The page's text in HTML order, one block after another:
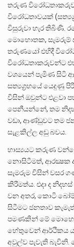
තරුණ
විරෝධතාවයක්
විසුරුවා හැර තිබිණි.
මොහොතක, සැමරුම්
තරුණයෝ එහිදී
විරෝධතාකරුවන්ට
වශයෙන් පැමිණ සිටි
සත්‍යග්‍රහයේ යෙදුණු
විසින් ඔවුන්ට එළවා
පෙනීයන්නේ, තම
වඩා, ආණ්ඩුවට තම
සැළකිල්ල අඩු බවය.
හාස්‍යයට කරුණ
නොසිටීමත්, ආරක්‍ෂක
සැමරුම විසින් වසර
කිරීමත්ය. එදා ද
වන අතර, කොටි
සිටීමට ජනතාව
පමණකින් මේ
හේතුවෙන් ආර්ථිකය
අවුල්ව පැවැති